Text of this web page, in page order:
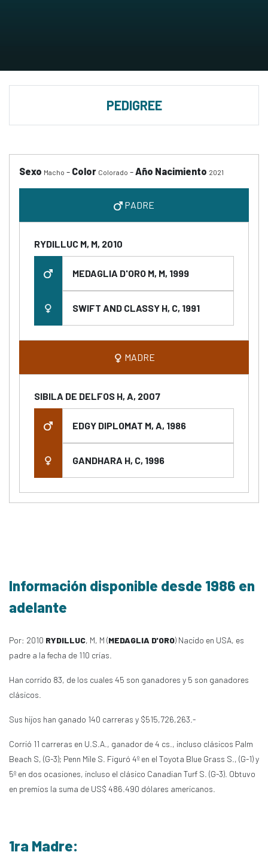
PEDIGREE
Sexo Macho - Color Colorado -Año Nacimiento 2021
PADRE
RYDILLUC M, M, 2010
MEDAGLIA D'ORO M, M, 1999
SWIFT AND CLASSY H, C, 1991
MADRE
SIBILA DE DELFOS H, A, 2007
EDGY DIPLOMAT M, A, 1986
GANDHARA H, C, 1996
Información disponible desde 1986 en
adelante
Por: 2010 RYDILLUC, M, M (MEDAGLIA D'ORO) Nacido en USA, es
padre a la fecha de 110 crías.
Han corrido 83, de los cuales 45 son ganadores y 5 son ganadores
clásicos.
Sus hijos han ganado 140 carreras y $515,726,263.-
Corrió 11 carreras en U.S.A., ganador de 4 cs., incluso clásicos Palm
Beach S, (G-3); Penn Mile S. Figuró 4º en el Toyota Blue Grass S., (G-1) y
5º en dos ocasiones, incluso el clásico Canadian Turf S. (G-3). Obtuvo
en premios la suma de US$ 486.490 dólares americanos.
1ra Madre: